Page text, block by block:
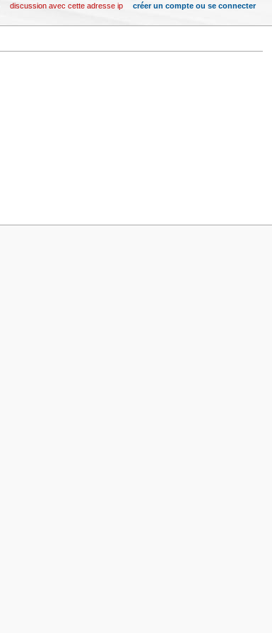
discussion avec cette adresse ip créer un compte ou se connecter